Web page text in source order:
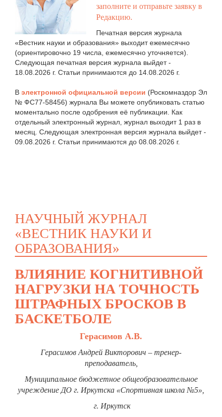
заполните и отправьте заявку в
Редакцию.
Печатная версия журнала
«Вестник науки и образования» выходит ежемесячно
(ориентировочно 19 числа, ежемесячно уточняется).
Следующая печатная версия журнала выйдет -
18.08.2026 г. Статьи принимаются до 14.08.2026 г.
В электронной официальной версии (Роскомназдор Эл
№ ФС77-58456) журнала Вы можете опубликовать статью
моментально после одобрения её публикации. Как
отдельный электронный журнал, журнал выходит 1 раз в
месяц. Следующая электронная версия журнала выйдет -
09.08.2026 г. Статьи принимаются до 08.08.2026 г.
НАУЧНЫЙ ЖУРНАЛ
«ВЕСТНИК НАУКИ И
ОБРАЗОВАНИЯ»
ВЛИЯНИЕ КОГНИТИВНОЙ
НАГРУЗКИ НА ТОЧНОСТЬ
ШТРАФНЫХ БРОСКОВ В
БАСКЕТБОЛЕ
Герасимов А.В.
Герасимов Андрей Викторович – тренер-
преподаватель,
Муниципальное бюджетное общеобразовательное
учреждение ДО г. Иркутска «Спортивная школа №5»,
г. Иркутск